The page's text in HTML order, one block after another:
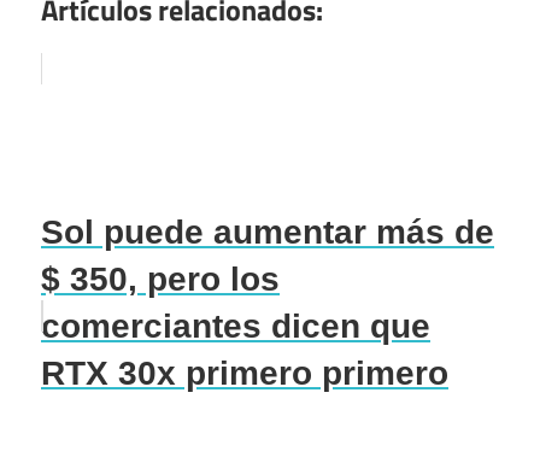
Artículos relacionados:
Sol puede aumentar más de
$ 350, pero los
comerciantes dicen que
RTX 30x primero primero